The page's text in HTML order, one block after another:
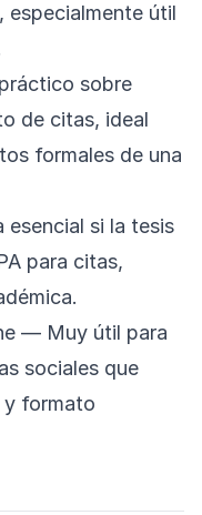
útil
sobre
de citas, ideal
formales de una
si la tesis
para citas,
— Muy útil para
sociales que
y formato